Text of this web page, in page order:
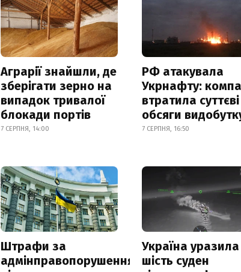
Аграрії знайшли, де
зберігати зерно на
випадок тривалої
блокади портів
7 СЕРПНЯ, 14:00
РФ атакувала
Укрнафту:
втратила суттєві
обсяги
7 СЕРПНЯ, 16:50
Штрафи за
адмінправопорушення
Україна уразила
шість суден